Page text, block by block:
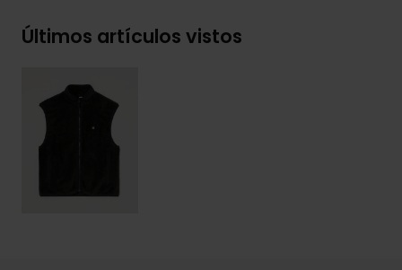
Últimos artículos vistos